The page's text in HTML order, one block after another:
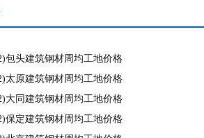
包头建筑钢材周均工地价格
太原建筑钢材周均工地价格
大同建筑钢材周均工地价格
保定建筑钢材周均工地价格